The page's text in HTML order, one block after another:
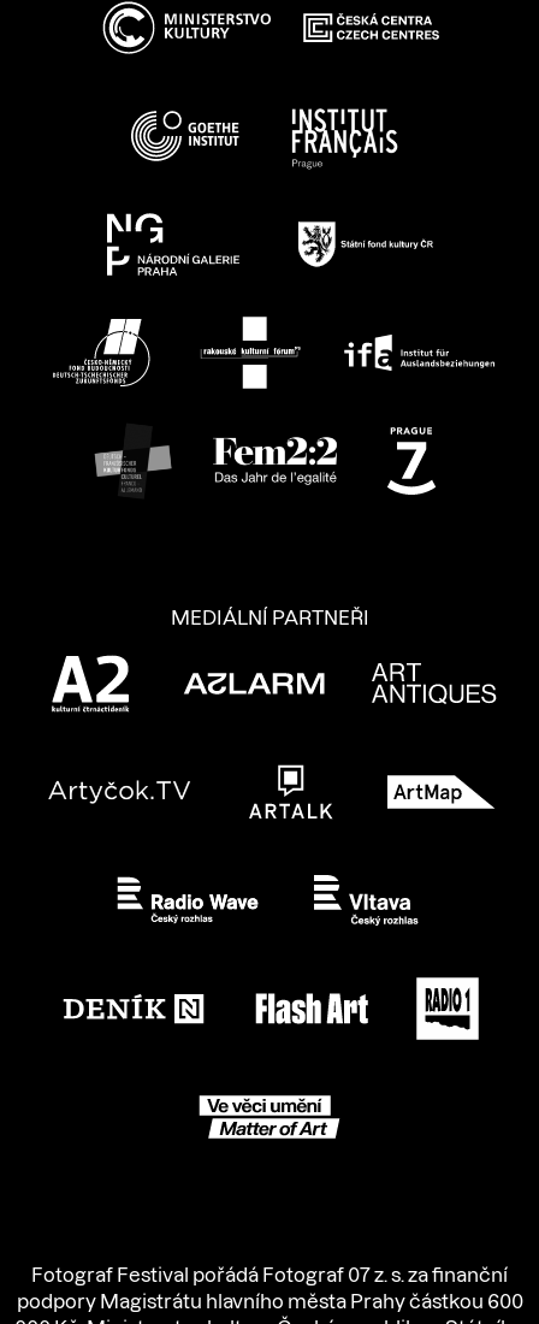
MEDIÁLNÍ PARTNEŘI
Fotograf Festival pořádá Fotograf 07 z. s. za finanční
podpory Magistrátu hlavního města Prahy částkou 600